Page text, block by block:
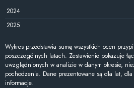
2024
2025
Wykres przedstawia sumę wszystkich ocen
poszczególnych latach. Zestawienie pokazuje
uwzględnionych w analizie w danym okresie,
pochodzenia. Dane prezentowane są dla lat, dla
informacje.